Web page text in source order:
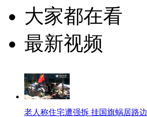
大家都在看
最新视频
老人称住宅遭强拆 挂国旗蜗居路边